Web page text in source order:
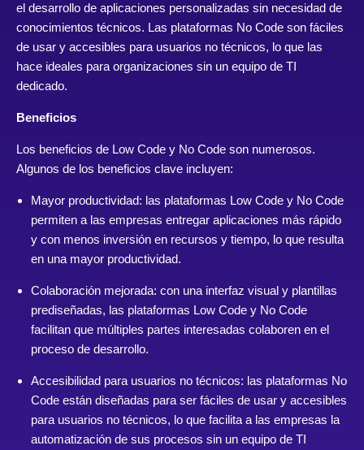
el desarrollo de aplicaciones personalizadas sin necesidad de
conocimientos técnicos. Las plataformas No Code son fáciles
de usar y accesibles para usuarios no técnicos, lo que las
hace ideales para organizaciones sin un equipo de TI
dedicado.
Beneficios
Los beneficios de Low Code y No Code son numerosos.
Algunos de los beneficios clave incluyen:
Mayor productividad: las plataformas Low Code y No Code
permiten a las empresas entregar aplicaciones más rápido
y con menos inversión en recursos y tiempo, lo que resulta
en una mayor productividad.
Colaboración mejorada: con una interfaz visual y plantillas
prediseñadas, las plataformas Low Code y No Code
facilitan que múltiples partes interesadas colaboren en el
proceso de desarrollo.
Accesibilidad para usuarios no técnicos: las plataformas No
Code están diseñadas para ser fáciles de usar y accesibles
para usuarios no técnicos, lo que facilita a las empresas la
automatización de sus procesos sin un equipo de TI